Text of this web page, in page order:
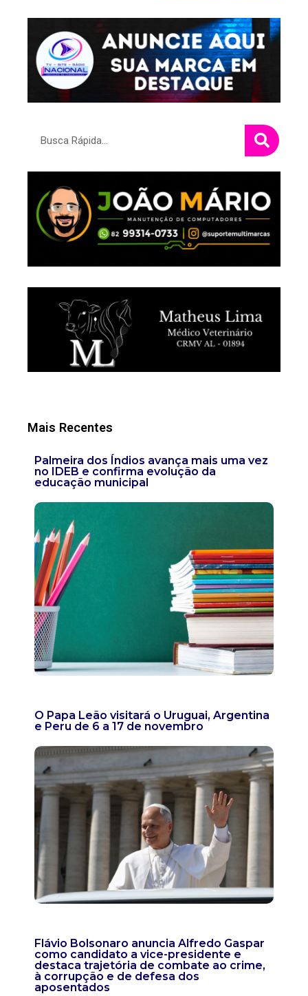
Mais Recentes
Palmeira dos Índios avança mais uma vez
no IDEB e confirma evolução da
educação municipal
O Papa Leão visitará o Uruguai, Argentina
e Peru de 6 a 17 de novembro
Flávio Bolsonaro anuncia Alfredo Gaspar
como candidato a vice-presidente e
destaca trajetória de combate ao crime,
à corrupção e de defesa dos
aposentados